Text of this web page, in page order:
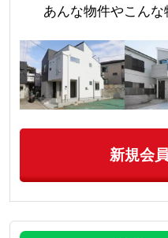
あんな物件やこんな
新規会